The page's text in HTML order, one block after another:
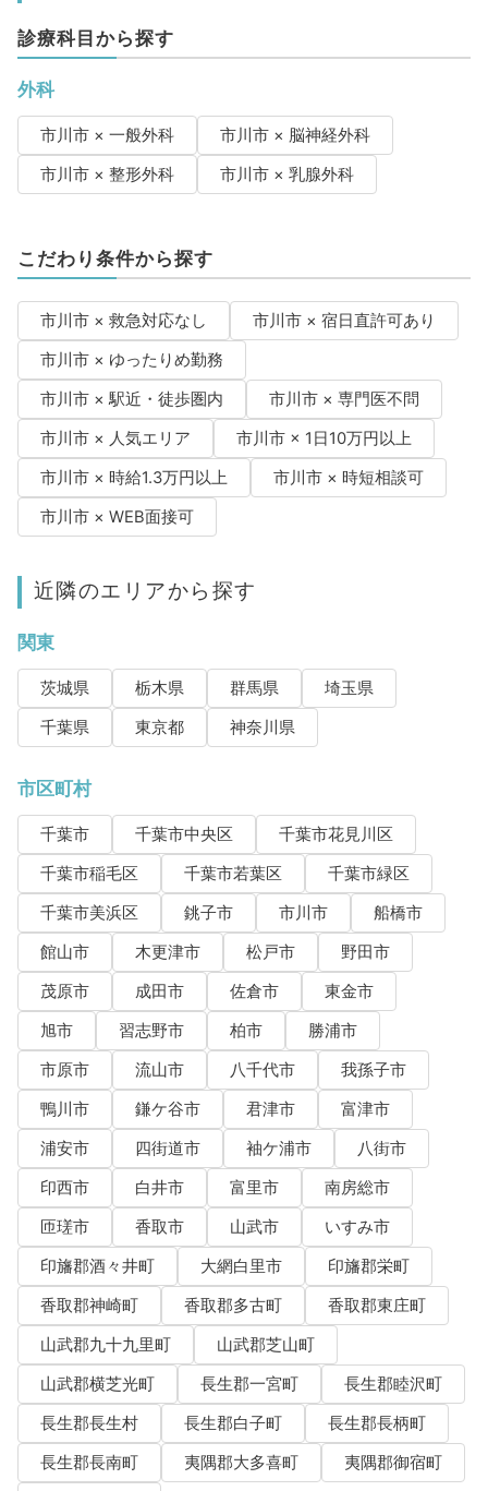
診療科目から探す
外科
市川市 × 一般外科
市川市 × 脳神経外科
市川市 × 整形外科
市川市 × 乳腺外科
こだわり条件から探す
市川市 × 救急対応なし
市川市 × 宿日直許可あり
市川市 × ゆったりめ勤務
市川市 × 駅近・徒歩圏内
市川市 × 専門医不問
市川市 × 人気エリア
市川市 × 1日10万円以上
市川市 × 時給1.3万円以上
市川市 × 時短相談可
市川市 × WEB面接可
近隣のエリアから探す
関東
茨城県 栃木県 群馬県
埼玉県
千葉県
東京都 神奈川県
市区町村
千葉市 千葉市中央区
千葉市花見川区
千葉市稲毛区
千葉市若葉区
千葉市緑区
千葉市美浜区
銚子市 市川市
船橋市
館山市
木更津市 松戸市
野田市
茂原市
成田市 佐倉市
東金市
旭市
習志野市 柏市
勝浦市
市原市
流山市 八千代市
我孫子市
鴨川市
鎌ケ谷市 君津市
富津市
浦安市
四街道市 袖ケ浦市
八街市
印西市
白井市 富里市
南房総市
匝瑳市
香取市 山武市
いすみ市
印旛郡酒々井町
大網白里市
印旛郡栄町
香取郡神崎町
香取郡多古町
香取郡東庄町
山武郡九十九里町
山武郡芝山町
山武郡横芝光町
長生郡一宮町
長生郡睦沢町
長生郡長生村
長生郡白子町
長生郡長柄町
長生郡長南町
夷隅郡大多喜町
夷隅郡御宿町